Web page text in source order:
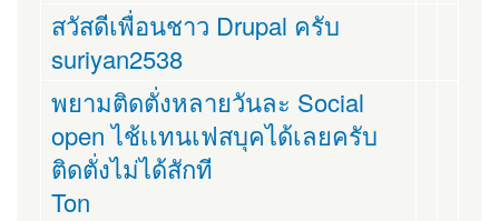
สวัสดีเพื่อนชาว Drupal ครับ
suriyan2538
พยามติดตั่งหลายวันละ Social
open ไช้เเทนเฟสบุคได้เลยครับ
ติดตั่งไม่ได้สักที
Ton